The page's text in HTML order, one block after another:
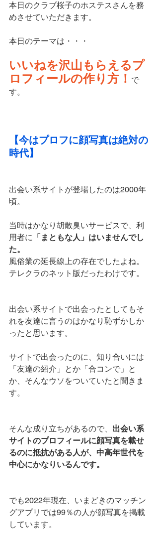
本日のクラブ桜子のホステスさんを務
めさせていただきます。
本日のテーマは・・・
いいねを沢山もらえるプ
ロフィールの作り方！ で
す。
【今はプロフに顔写真は絶対の
時代】
出会い系サイトが登場したのは2000年
頃。
当時はかなり胡散臭いサービスで、利
用者に 「まともな人」はいませんでし
た。
風俗業の延長線上の存在でしたよね。
テレクラのネット版だったわけです。
出会い系サイトで出会ったとしてもそ
れを友達に言うのはかなり恥ずかしか
ったと思います。
サイトで出会ったのに、知り合いには
「友達の紹介」とか「合コンで」と
か、そんなウソをついていたと聞きま
す。
そんな成り立ちがあるので、 出会い系
サイトのプロフィールに顔写真を載せ
るのに抵抗がある人が、中高年世代を
中心にかなりいるんです。
でも2022年現在、いまどきのマッチン
グアプリでは99％の人が顔写真を掲載
しています。